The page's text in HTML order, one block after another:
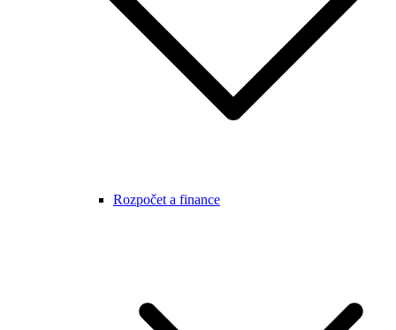
Rozpočet a finance